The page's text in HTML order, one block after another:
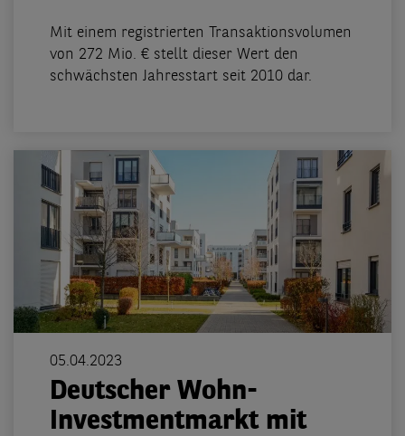
Mit einem registrierten Transaktionsvolumen
von 272 Mio. € stellt dieser Wert den
schwächsten Jahresstart seit 2010 dar.
05.04.2023
Deutscher Wohn-
Investmentmarkt mit